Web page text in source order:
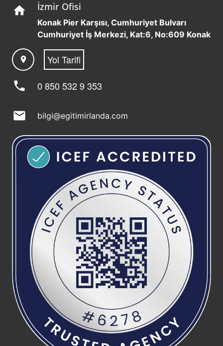
home İzmir Ofisi
Konak Pier Karşısı, Cumhuriyet Bulvarı
Cumhuriyet İş Merkezi, Kat:6, No:609 Konak
location_on Yol Tarifi
phone 0 850 532 9 353
mail bilgi@egitimirlanda.com